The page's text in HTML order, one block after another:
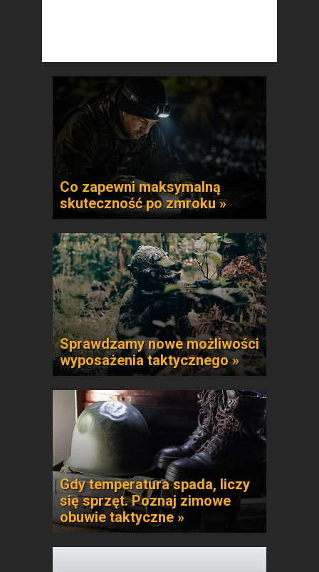
Co zapewni maksymalną
skuteczność po zmroku »
Sprawdzamy nowe możliwości
wyposażenia taktycznego »
Gdy temperatura spada, liczy
się sprzęt. Poznaj zimowe
obuwie taktyczne »